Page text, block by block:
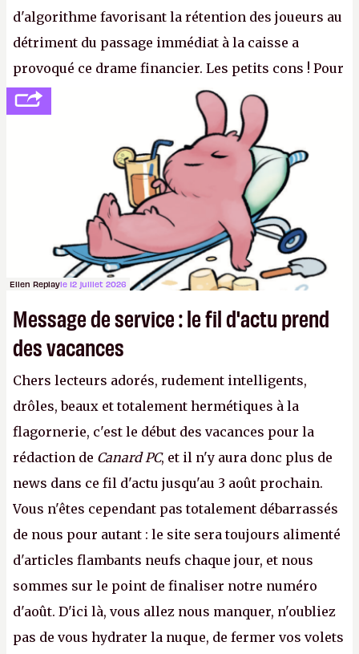
d'algorithme favorisant la rétention des joueurs au
détriment du passage immédiat à la caisse a
provoqué ce drame financier. Les petits cons ! Pour
se consoler, le PDG David Baszucki peut compter
sur le déblocage du jeu en Russie et l'explosion des
joueurs majeurs (+32 %). L'avenir appartient donc
aux adultes, qui ne sont jamais que des enfants
avec du pouvoir d'achat.P.
Ellen Replayle 12 juillet 2026
Message de service : le fil d'actu prend
des vacances
Chers lecteurs adorés, rudement intelligents,
drôles, beaux et totalement hermétiques à la
flagornerie, c'est le début des vacances pour la
rédaction de Canard PC, et il n'y aura donc plus de
news dans ce fil d'actu jusqu'au 3 août prochain.
Vous n'êtes cependant pas totalement débarrassés
de nous pour autant : le site sera toujours alimenté
d'articles flambants neufs chaque jour, et nous
sommes sur le point de finaliser notre numéro
d'août. D'ici là, vous allez nous manquer, n'oubliez
pas de vous hydrater la nuque, de fermer vos volets